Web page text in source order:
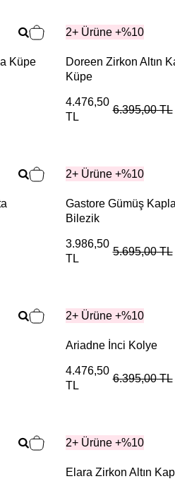
Küpe
2+ Ürüne +%10
Doreen Zirkon Altın
Küpe
4.476,50
TL
6.395,00TL
2+ Ürüne +%10
Gastore Gümüş
Bilezik
3.986,50
TL
5.695,00TL
2+ Ürüne +%10
Ariadne İnci Kolye
4.476,50
TL
6.395,00TL
2+ Ürüne +%10
Elara Zirkon Altın